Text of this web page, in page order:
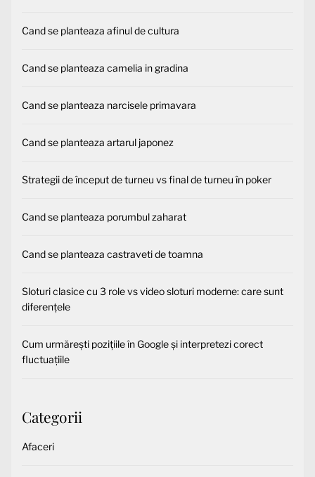
Cand se planteaza afinul de cultura
Cand se planteaza camelia in gradina
Cand se planteaza narcisele primavara
Cand se planteaza artarul japonez
Strategii de început de turneu vs final de turneu în poker
Cand se planteaza porumbul zaharat
Cand se planteaza castraveti de toamna
Sloturi clasice cu 3 role vs video sloturi moderne: care sunt
diferențele
Cum urmărești pozițiile în Google și interpretezi corect
fluctuațiile
Categorii
Afaceri